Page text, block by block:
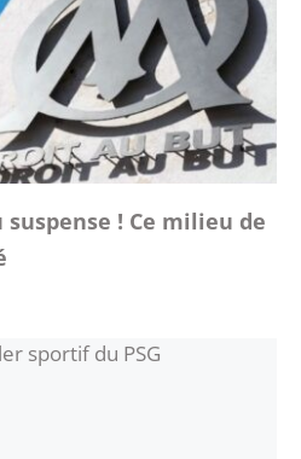
! Ce milieu de